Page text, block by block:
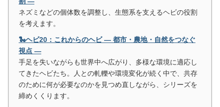
ネズミなどの個体数を調整し、生態系を支えるヘビの役割
を考えます。
🐍ヘビ20：これからのヘビ ― 都市・農地・自然をつなぐ
視点 ―
手足を失いながらも世界中へ広がり、多様な環境に適応し
てきたヘビたち。人との軋轢や環境変化が続く中で、共存
のために何が必要なのかを見つめ直しながら、シリーズを
締めくくります。